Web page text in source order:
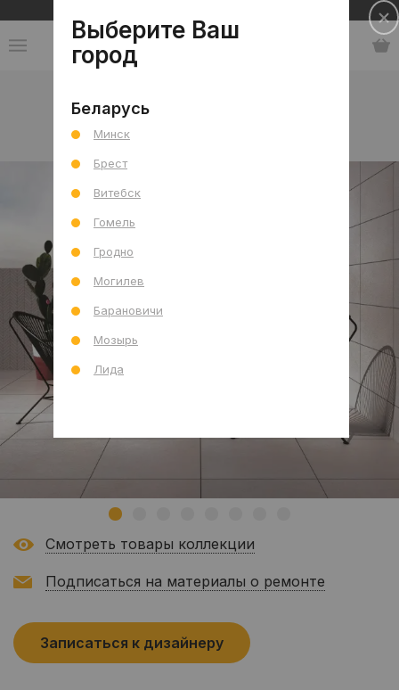
Каталог
Коллекция Trani
Смотреть товары коллекции
Подписаться на материалы о ремонте
Записаться к дизайнеру
Выберите Ваш
город
Беларусь
Минск
Брест
Витебск
Гомель
Гродно
Могилев
Барановичи
Мозырь
Лида